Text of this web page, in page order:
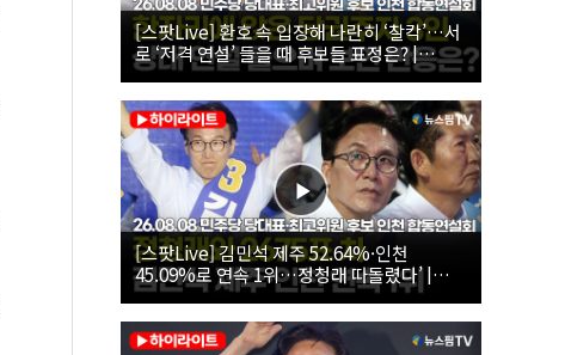
[스팟Live] 환호 속 입장해 나란히 ‘찰칵’…서
로 ‘저격 연설’ 들을 때 후보들 표정은? |
26.08.08 더불어민주당 당대표·최고위원 후
보 인천 합동연설회
[스팟Live] 김민석 제주 52.64%·인천
45.09%로 연속 1위…정청래 따돌렸다’ |
26.08.08 더불어민주당 당대표·최고위원 후
보 인천 합동연설회